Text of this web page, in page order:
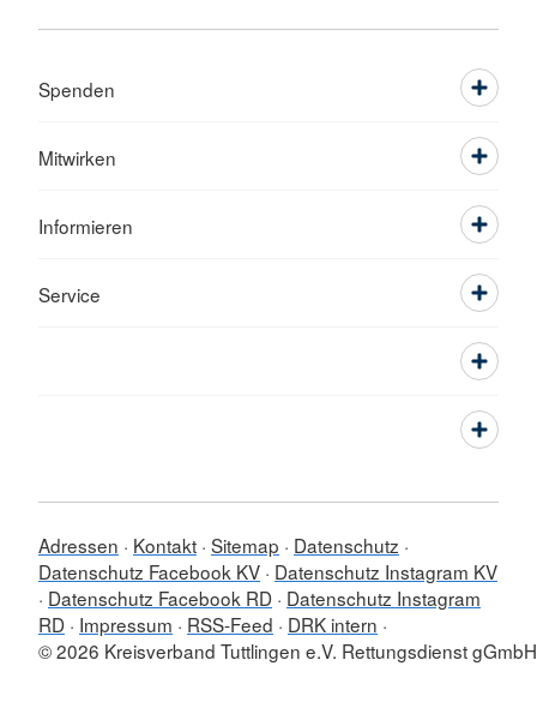
Spenden
Mitwirken
Informieren
Service
Adressen Kontakt Sitemap
Datenschutz
Datenschutz Facebook KV Datenschutz Instagram KV
Datenschutz Facebook RD Datenschutz Instagram
RD Impressum RSS-Feed
DRK intern
© 2026 Kreisverband Tuttlingen e.V. Rettungsdienst gGmbH